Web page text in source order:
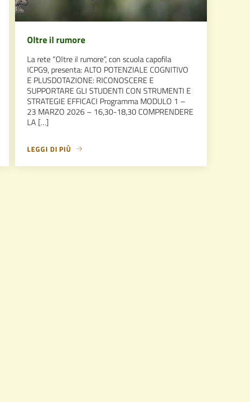
Oltre il rumore
La rete “Oltre il rumore”, con scuola capofila
ICPG9, presenta: ALTO POTENZIALE COGNITIVO
E PLUSDOTAZIONE: RICONOSCERE E
SUPPORTARE GLI STUDENTI CON STRUMENTI E
STRATEGIE EFFICACI Programma MODULO 1 –
23 MARZO 2026 – 16,30-18,30 COMPRENDERE
LA […]
LEGGI DI PIÙ